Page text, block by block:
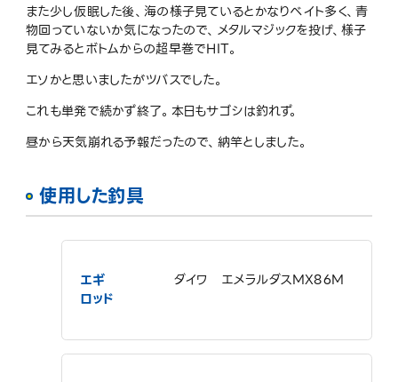
また少し仮眠した後、海の様子見ているとかなりベイト多く、青
物回っていないか気になったので、メタルマジックを投げ、様子
見てみるとボトムからの超早巻でHIT。
エソかと思いましたがツバスでした。
これも単発で続かず終了。本日もサゴシは釣れず。
昼から天気崩れる予報だったので、納竿としました。
使用した釣具
エギ
ロッド
ダイワ エメラルダスMX86M